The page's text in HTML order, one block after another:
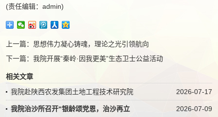
(责任编辑：admin)
上一篇： 思想伟力凝心铸魂，理论之光引领航向
下一篇： 我院开展“秦岭·因我更美”生态卫士公益活动
相关文章
2026-07-17
我院赴陕西农发集团土地工程技术研究院
2026-07-09
我院治沙所召开“银龄颂党恩，治沙再立